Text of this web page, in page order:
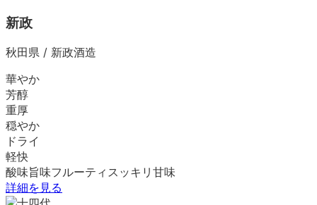
新政
秋田県 / 新政酒造
華やか
芳醇
重厚
穏やか
ドライ
軽快
酸味旨味フルーティ スッキリ 甘味
詳細を見る